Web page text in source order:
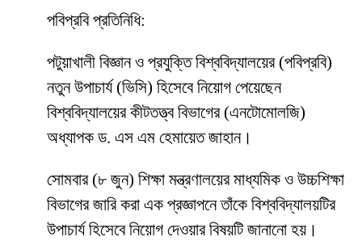
পবিপ্রবি প্রতিনিধি:
পটুয়াখালী বিজ্ঞান ও প্রযুক্তি বিশ্ববিদ্যালয়ের (পবিপ্রবি)
নতুন উপাচার্য (ভিসি) হিসেবে নিয়োগ পেয়েছেন
বিশ্ববিদ্যালয়ের কীটতত্ত্ব বিভাগের (এনটোমোলজি)
অধ্যাপক ড. এস এম হেমায়েত জাহান।
সোমবার (৮ জুন) শিক্ষা মন্ত্রণালয়ের মাধ্যমিক ও উচ্চশিক্ষা
বিভাগের জারি করা এক প্রজ্ঞাপনে তাঁকে বিশ্ববিদ্যালয়টির
উপাচার্য হিসেবে নিয়োগ দেওয়ার বিষয়টি জানানো হয়।